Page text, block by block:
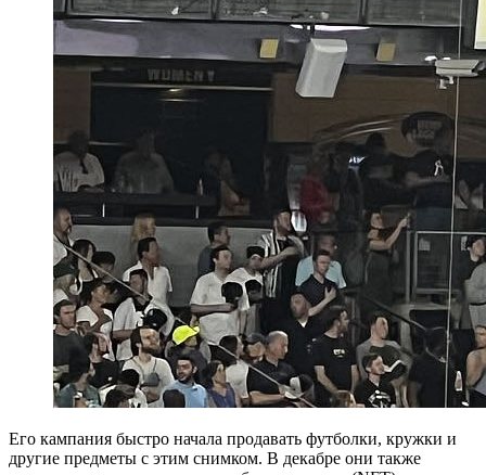
Его кампания быстро начала продавать футболки, кружки и
другие предметы с этим снимком. В декабре они также